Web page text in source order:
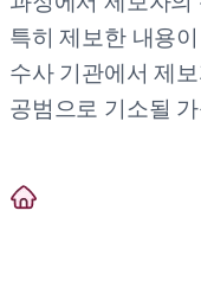
특히 제보한 내용
수사 기관에서 제
공범으로 기소될